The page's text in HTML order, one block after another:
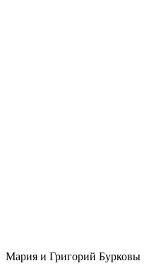
Мария и Григорий Бурковы